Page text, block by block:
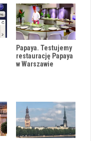
Papaya. Testujemy
restaurację Papaya
w Warszawie